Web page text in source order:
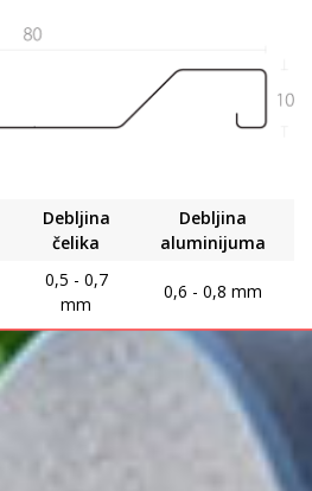
Debljina
čelika
Debljina
aluminijuma
0,5 - 0,7
mm
0,6 - 0,8 mm